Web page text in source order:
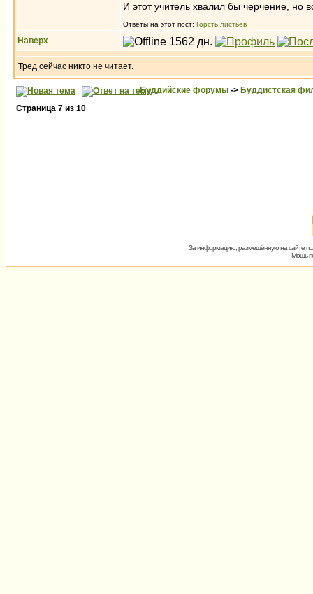
И этот учитель хвалил бы черчение, но
Ответы на этот пост: Горсть листьев
Наверх
Тред сейчас никто не читает.
Буддийские форумы -> Буддистская
Страница 7 из 10
За информацию, размещённую на сайте
Мощь